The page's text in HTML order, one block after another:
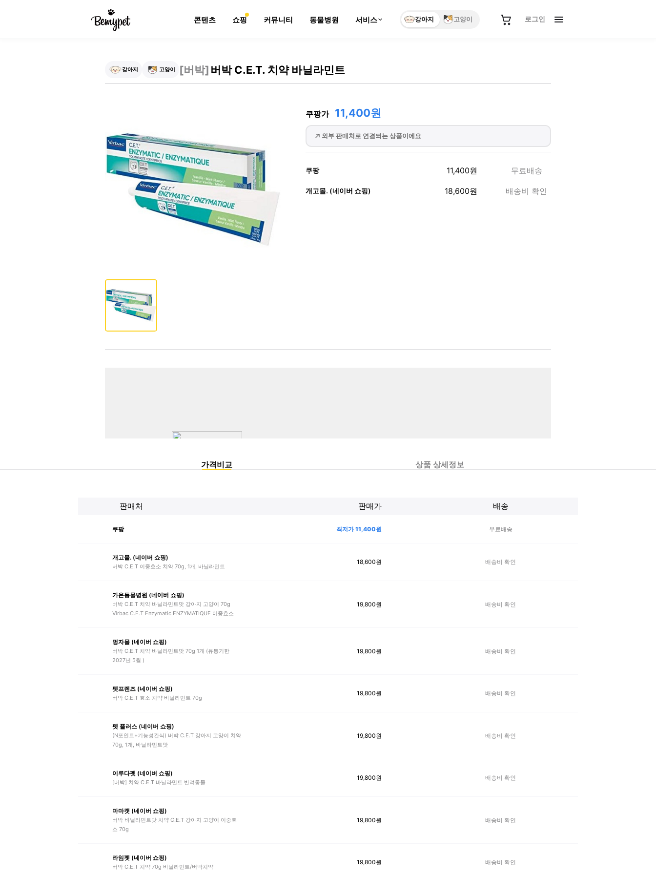
콘텐츠 쇼핑 커뮤니티 동물병원 서비스 강아지 고양이 로그인
강아지 고양이 [버박] 버박 C.E.T. 치약 바닐라민트
쿠팡가 11,400원
외부 판매처로 연결되는 상품이에요
쿠팡 11,400원 무료배송
개고몰. (네이버 쇼핑) 18,600원 배송비 확인
가격비교 상품 상세정보
판매처 판매가 배송
쿠팡 최저가11,400원 무료배송
개고몰. (네이버 쇼핑)
버박 C.E.T 이중효소 치약 70g, 1개, 바닐라민트
18,600원 배송비 확인
가온동물병원 (네이버 쇼핑)
버박 C.E.T 치약 바닐라민트맛 강아지 고양이 70g
Virbac C.E.T Enzymatic ENZYMATIQUE 이중효소
19,800원 배송비 확인
멍자몰 (네이버 쇼핑)
버박 C.E.T 치약 바닐라민트맛 70g 1개 (유통기한
2027년 5월 )
19,800원 배송비 확인
펫프렌즈 (네이버 쇼핑)
버박 C.E.T 효소 치약 바닐라민트 70g
19,800원 배송비 확인
펫 플러스 (네이버 쇼핑)
(N포인트+기능성간식) 버박 C.E.T 강아지 고양이 치약
70g, 1개, 바닐라민트맛
19,800원 배송비 확인
이루다펫 (네이버 쇼핑)
[버박] 치약 C.E.T 바닐라민트 반려동물
19,800원 배송비 확인
마마캣 (네이버 쇼핑)
버박 바닐라민트맛 치약 C.E.T 강아지 고양이 이중효
소 70g
19,800원 배송비 확인
라임펫 (네이버 쇼핑)
버박 C.E.T 치약 70g 바닐라민트/버박치약
19,800원 배송비 확인